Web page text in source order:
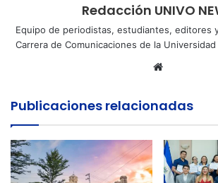
Redacción UNIVO
Equipo de periodistas, estudiantes, editores
Carrera de Comunicaciones de la
Sitio
Publicaciones relacionadas